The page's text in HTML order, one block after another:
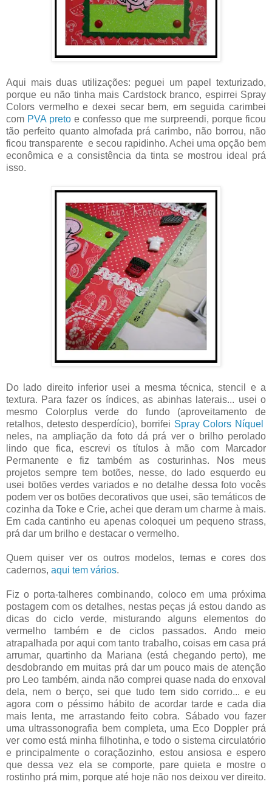
Aqui mais duas utilizações: peguei um papel texturizado,
porque eu não tinha mais Cardstock branco, espirrei Spray
Colors vermelho e dexei secar bem, em seguida carimbei
com PVA preto e confesso que me surpreendi, porque ficou
tão perfeito quanto almofada prá carimbo, não borrou, não
ficou transparente e secou rapidinho. Achei uma opção bem
econômica e a consistência da tinta se mostrou ideal prá
isso.
Do lado direito inferior usei a mesma técnica, stencil e a
textura. Para fazer os índices, as abinhas laterais... usei o
mesmo Colorplus verde do fundo (aproveitamento de
retalhos, detesto desperdício), borrifei Spray Colors Níquel
neles, na ampliação da foto dá prá ver o brilho perolado
lindo que fica, escrevi os títulos à mão com Marcador
Permanente e fiz também as costurinhas. Nos meus
projetos sempre tem botões, nesse, do lado esquerdo eu
usei botões verdes variados e no detalhe dessa foto vocês
podem ver os botões decorativos que usei, são temáticos de
cozinha da Toke e Crie, achei que deram um charme à mais.
Em cada cantinho eu apenas coloquei um pequeno strass,
prá dar um brilho e destacar o vermelho.
Quem quiser ver os outros modelos, temas e cores dos
cadernos, aqui tem vários.
Fiz o porta-talheres combinando, coloco em uma próxima
postagem com os detalhes, nestas peças já estou dando as
dicas do ciclo verde, misturando alguns elementos do
vermelho também e de ciclos passados. Ando meio
atrapalhada por aqui com tanto trabalho, coisas em casa prá
arrumar, quartinho da Mariana (está chegando perto), me
desdobrando em muitas prá dar um pouco mais de atenção
pro Leo também, ainda não comprei quase nada do enxoval
dela, nem o berço, sei que tudo tem sido corrido... e eu
agora com o péssimo hábito de acordar tarde e cada dia
mais lenta, me arrastando feito cobra. Sábado vou fazer
uma ultrassonografia bem completa, uma Eco Doppler prá
ver como está minha filhotinha, e todo o sistema circulatório
e principalmente o coraçãozinho, estou ansiosa e espero
que dessa vez ela se comporte, pare quieta e mostre o
rostinho prá mim, porque até hoje não nos deixou ver direito.